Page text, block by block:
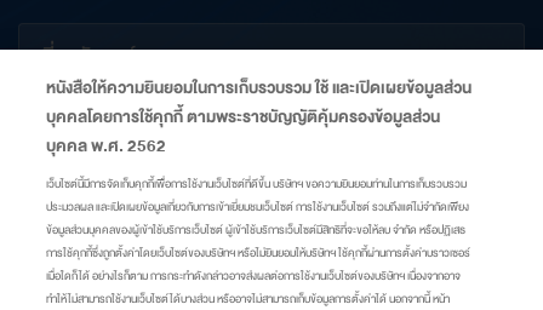
เกี่ยวกับองค์กร
ข้อมูลที่เกี่ยวข้อง
ลิงก์
แผนผังเว็บไซต์ศูนย์ความเป็นส่วนตัวนโยบายคุกกี้มาตรการแจ้งเตือน
หนังสือให้ความยินยอมในการเก็บรวบรวม ใช้ และเปิดเผยข้อมูลส่วน
บุคคลโดยการใช้คุกกี้ ตามพระราชบัญญัติคุ้มครองข้อมูลส่วน
บุคคล พ.ศ. 2562
เว็บไซต์นี้มีการจัดเก็บคุกกี้เพื่อการใช้งานเว็บไซต์ที่ดีขึ้น บริษัทฯ ขอความยินยอมท่านในการเก็บรวบรวม
ประมวลผล และเปิดเผยข้อมูลเกี่ยวกับการเข้าเยี่ยมชมเว็บไซต์ การใช้งานเว็บไซต์ รวมถึงแต่ไม่จำกัดเพียง
ข้อมูลส่วนบุคคลของผู้เข้าใช้บริการเว็บไซต์ ผู้เข้าใช้บริการเว็บไซต์มีสิทธิที่จะขอให้ลบ จำกัด หรือปฏิเสธ
การใช้คุกกี้ซึ่งถูกตั้งค่าโดยเว็บไซต์ของบริษัทฯ หรือไม่ยินยอมให้บริษัทฯ ใช้คุกกี้ผ่านการตั้งค่าบราวเซอร์
เมื่อใดก็ได้ อย่างไรก็ตาม การกระทำดังกล่าวอาจส่งผลต่อการใช้งานเว็บไซต์ของบริษัทฯ เนื่องจากอาจ
ทำให้ไม่สามารถใช้งานเว็บไซต์ได้บางส่วน หรืออาจไม่สามารถเก็บข้อมูลการตั้งค่าได้ นอกจากนี้ หน้า